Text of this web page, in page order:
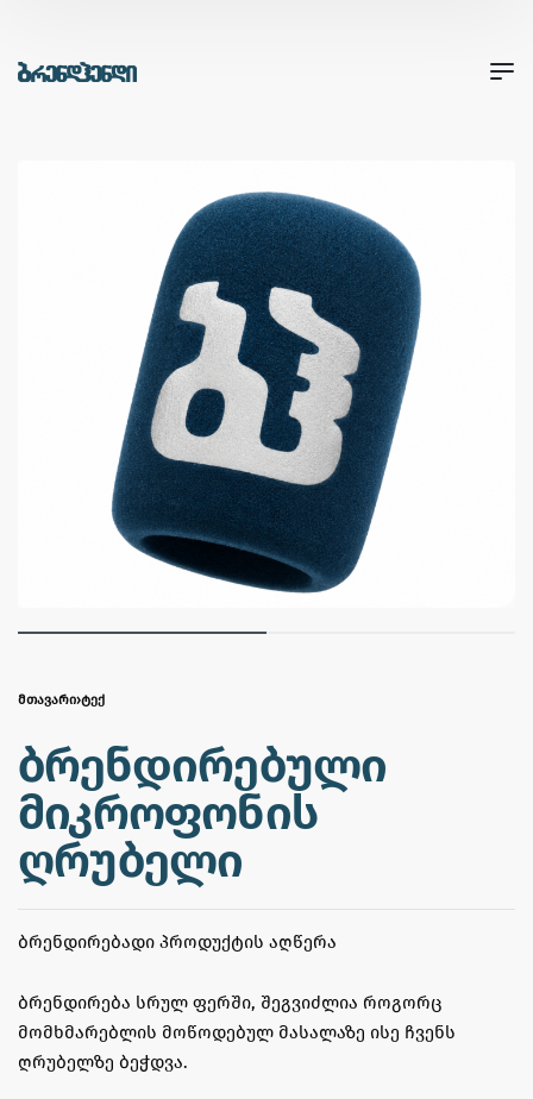
ᲛᲗᲐᲕᲐᲠᲘ›ᲢᲔᲥ
ბრენდირებული
მიკროფონის
ღრუბელი
ᲑᲠᲔᲜᲓᲘᲠᲔᲑᲐᲓᲘ ᲞᲠᲝᲓᲣᲥᲢᲘᲡ ᲐᲦᲬᲔᲠᲐ
ბრენდირება სრულ ფერში, შეგვიძლია როგორც
მომხმარებლის მოწოდებულ მასალაზე ისე ჩვენს
ღრუბელზე ბეჭდვა.